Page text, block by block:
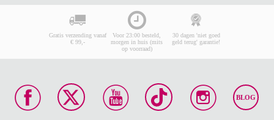
Gratis verzending vanaf
€ 99,-
Voor 23:00 besteld,
morgen in huis (mits
op voorraad)
30 dagen 'niet goed
geld terug' garantie!
BLOG